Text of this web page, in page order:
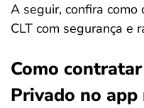
A seguir, confira como
CLT com segurança e
Como
Privado no